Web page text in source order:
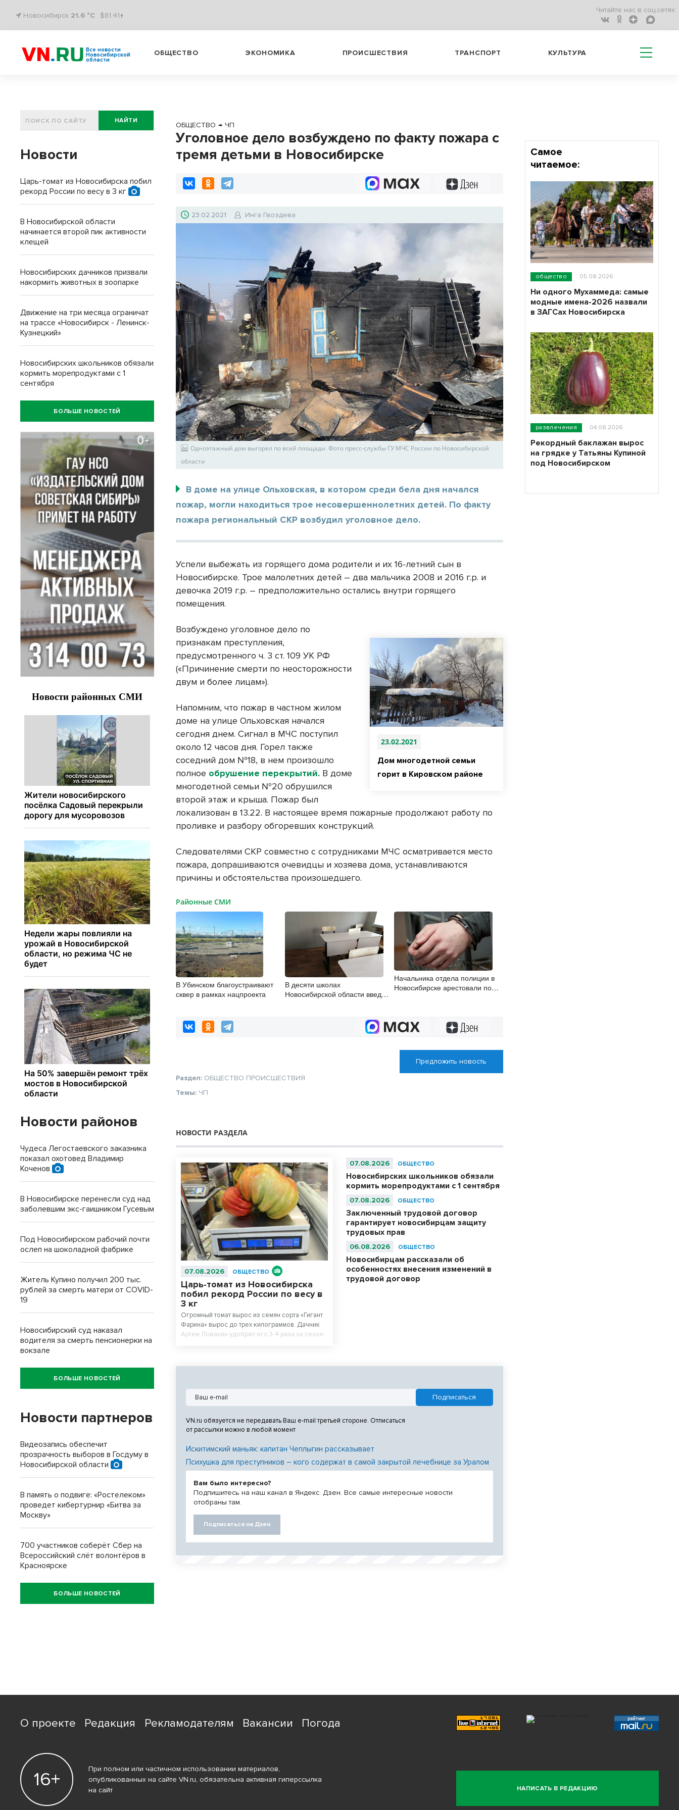
Новосибирск 21.6 °C $81.41↑
Читайте нас в соц.сетях:
Все новости
Новосибирской
области
ОБЩЕСТВО ЭКОНОМИКА ПРОИСШЕСТВИЯ ТРАНСПОРТ КУЛЬТУРА
ОБЩЕСТВО → ЧП
Уголовное дело возбуждено по факту пожара с
тремя детьми в Новосибирске
23.02.2021 Инга Гвоздева
Одноэтажный дом выгорел по всей площади. Фото пресс-службы ГУ МЧС России по Новосибирской
области
В доме на улице Ольховская, в котором среди бела дня начался
пожар, могли находиться трое несовершеннолетних детей. По факту
пожара региональный СКР возбудил уголовное дело.
Успели выбежать из горящего дома родители и их 16-летний сын в
Новосибирске. Трое малолетних детей – два мальчика 2008 и 2016 г.р. и
девочка 2019 г.р. – предположительно остались внутри горящего
помещения.
23.02.2021
Дом многодетной семьи
горит в Кировском районе
Возбуждено уголовное дело по
признакам преступления,
предусмотренного ч. 3 ст. 109 УК РФ
(«Причинение смерти по неосторожности
двум и более лицам»).
Напомним, что пожар в частном жилом
доме на улице Ольховская начался
сегодня днем. Сигнал в МЧС поступил
около 12 часов дня. Горел также
соседний дом №18, в нем произошло
полное обрушение перекрытий. В доме
многодетной семьи №20 обрушился
второй этаж и крыша. Пожар был
локализован в 13.22. В настоящее время пожарные продолжают работу по
проливке и разбору обгоревших конструкций.
Следователями СКР совместно с сотрудниками МЧС осматривается место
пожара, допрашиваются очевидцы и хозяева дома, устанавливаются
причины и обстоятельства произошедшего.
Районные СМИ
В Убинском благоустраивают
сквер в рамках нацпроекта
В десяти школах
Новосибирской области введут
Начальника отдела полиции в
Новосибирске арестовали по
Предложить новость
Раздел: ОБЩЕСТВО ПРОИСШЕСТВИЯ
Темы: ЧП
НОВОСТИ РАЗДЕЛА
07.08.2026 ОБЩЕСТВО
Царь-томат из Новосибирска
побил рекорд России по весу в
3 кг
Огромный томат вырос из семян сорта «Гигант
Фарина» вырос до трех килограммов. Дачник
Артем Ломакин удобрял его 3-4 раза за сезон.
07.08.2026 ОБЩЕСТВО
Новосибирских школьников обязали
кормить морепродуктами с 1 сентября
07.08.2026 ОБЩЕСТВО
Заключенный трудовой договор
гарантирует новосибирцам защиту
трудовых прав
06.08.2026 ОБЩЕСТВО
Новосибирцам рассказали об
особенностях внесения изменений в
трудовой договор
VN.ru обязуется не передавать Ваш e-mail третьей стороне. Отписаться
от рассылки можно в любой момент
Искитимский маньяк: капитан Чеплыгин рассказывает
Психушка для преступников – кого содержат в самой закрытой лечебнице за Уралом
Вам было интересно?
Подпишитесь на наш канал в Яндекс. Дзен. Все самые интересные новости
отобраны там.
Подписаться на Дзен
НАЙТИ
Новости
Царь-томат из Новосибирска побил
рекорд России по весу в 3 кг
В Новосибирской области
начинается второй пик активности
клещей
Новосибирских дачников призвали
накормить животных в зоопарке
Движение на три месяца ограничат
на трассе «Новосибирск - Ленинск-
Кузнецкий»
Новосибирских школьников обязали
кормить морепродуктами с 1
сентября
БОЛЬШЕ НОВОСТЕЙ
Новости районов
Чудеса Легостаевского заказника
показал охотовед Владимир
Коченов
В Новосибирске перенесли суд над
заболевшим экс-гаишником Гусевым
Под Новосибирском рабочий почти
ослеп на шоколадной фабрике
Житель Купино получил 200 тыс.
рублей за смерть матери от COVID-
19
Новосибирский суд наказал
водителя за смерть пенсионерки на
вокзале
БОЛЬШЕ НОВОСТЕЙ
Новости партнеров
Видеозапись обеспечит
прозрачность выборов в Госдуму в
Новосибирской области
В память о подвиге: «Ростелеком»
проведет кибертурнир «Битва за
Москву»
700 участников соберёт Сбер на
Всероссийский слёт волонтёров в
Красноярске
БОЛЬШЕ НОВОСТЕЙ
Самое
читаемое:
общество 05.08.2026
Ни одного Мухаммеда: самые
модные имена-2026 назвали
в ЗАГСах Новосибирска
развлечения 04.08.2026
Рекордный баклажан вырос
на грядке у Татьяны Купиной
под Новосибирском
О проекте Редакция Рекламодателям Вакансии Погода
НАПИСАТЬ В РЕДАКЦИЮ
16+
При полном или частичном использовании материалов,
опубликованных на сайте VN.ru, обязательна активная гиперссылка
на сайт